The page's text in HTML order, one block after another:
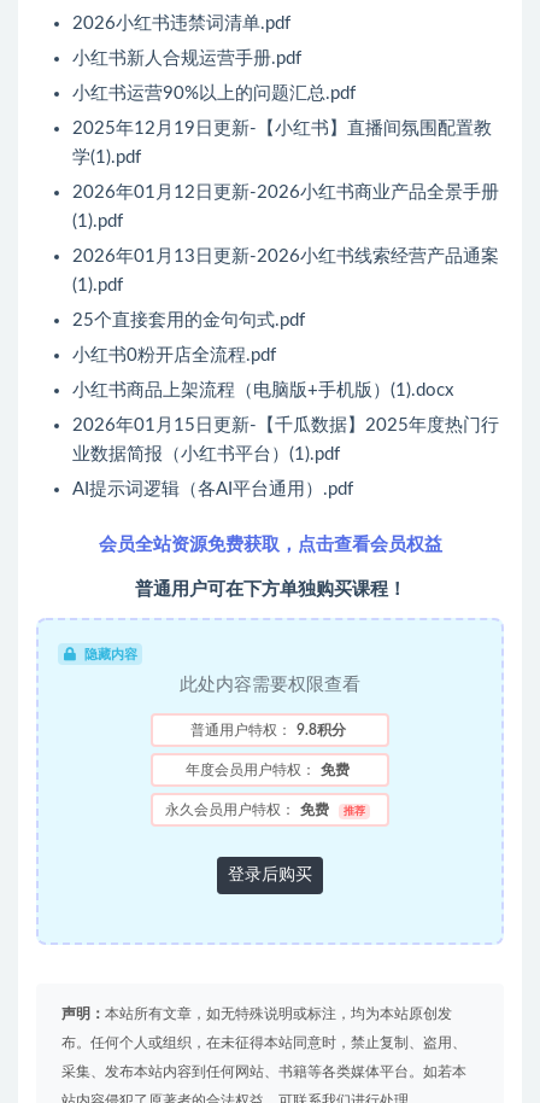
2026小红书违禁词清单.pdf
小红书新人合规运营手册.pdf
小红书运营90%以上的问题汇总.pdf
2025年12月19日更新-【小红书】直播间氛围配置教
学(1).pdf
2026年01月12日更新-2026小红书商业产品全景手册
(1).pdf
2026年01月13日更新-2026小红书线索经营产品通案
(1).pdf
25个直接套用的金句句式.pdf
小红书0粉开店全流程.pdf
小红书商品上架流程（电脑版+手机版）(1).docx
2026年01月15日更新-【千瓜数据】2025年度热门行
业数据简报（小红书平台）(1).pdf
AI提示词逻辑（各AI平台通用）.pdf
会员全站资源免费获取，点击查看会员权益
普通用户可在下方单独购买课程！
隐藏内容
此处内容需要权限查看
普通用户特权： 9.8积分
年度会员用户特权： 免费
永久会员用户特权： 免费 推荐
登录后购买
声明： 本站所有文章，如无特殊说明或标注，均为本站原创发
布。任何个人或组织，在未征得本站同意时，禁止复制、盗用、
采集、发布本站内容到任何网站、书籍等各类媒体平台。如若本